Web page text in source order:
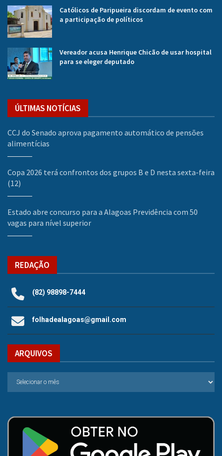
Católicos de Paripueira discordam de evento com
a participação de políticos
Vereador acusa Henrique Chicão de usar hospital
para se eleger deputado
ÚLTIMAS NOTÍCIAS
CCJ do Senado aprova pagamento automático de pensões
alimentícias
Copa 2026 terá confrontos dos grupos B e D nesta sexta-feira
(12)
Estado abre concurso para a Alagoas Previdência com 50
vagas para nível superior
REDAÇÃO
(82) 98898-7444
folhadealagoas@gmail.com
ARQUIVOS